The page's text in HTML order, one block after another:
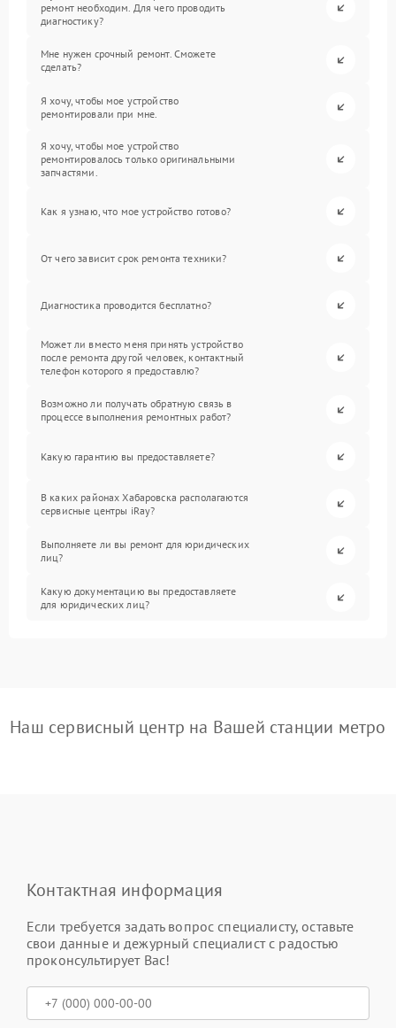
ремонт необходим. Для чего проводить
диагностику?
Мне нужен срочный ремонт. Сможете
сделать?
Я хочу, чтобы мое устройство
ремонтировали при мне.
Я хочу, чтобы мое устройство
ремонтировалось только оригинальными
запчастями.
Как я узнаю, что мое устройство готово?
От чего зависит срок ремонта техники?
Диагностика проводится бесплатно?
Может ли вместо меня принять устройство
после ремонта другой человек, контактный
телефон которого я предоставлю?
Возможно ли получать обратную связь в
процессе выполнения ремонтных работ?
Какую гарантию вы предоставляете?
В каких районах Хабаровска располагаются
сервисные центры iRay?
Выполняете ли вы ремонт для юридических
лиц?
Какую документацию вы предоставляете
для юридических лиц?
Наш сервисный центр на Вашей станции метро
Контактная информация
Если требуется задать вопрос специалисту, оставьте
свои данные и дежурный специалист с радостью
проконсультирует Вас!